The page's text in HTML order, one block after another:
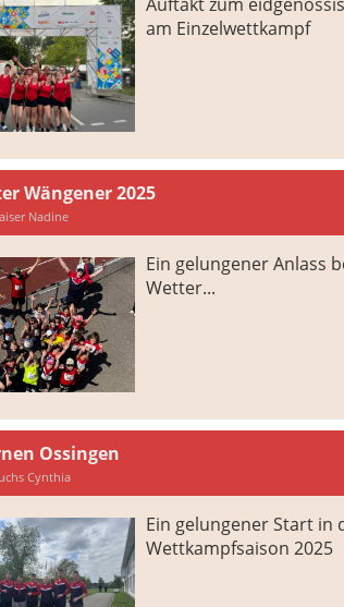
am Einzelwettkampf
Wängener 2025
Nadine
Ein gelungener Anlass
Wetter...
Ossingen
Cynthia
Ein gelungener Start in
Wettkampfsaison 2025